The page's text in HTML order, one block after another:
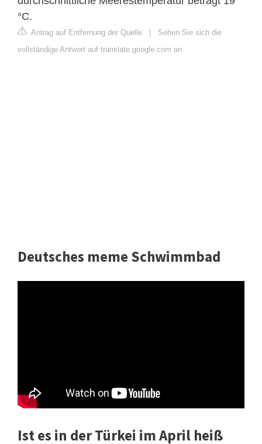
°C.
Antrag auf Entfernung der Quelle
Sehen Sie sich die
vollständige Antwort auf translate.google.com an
Deutsches meme Schwimmbad
Ist es in der Türkei im April heiß